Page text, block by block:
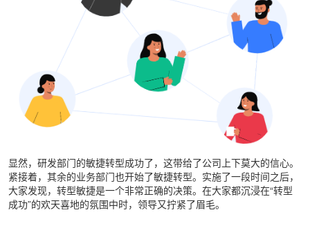
显然，研发部门的敏捷转型成功了，这带给了公司上下莫大的信心。
紧接着，其余的业务部门也开始了敏捷转型。实施了一段时间之后，
大家发现，转型敏捷是一个非常正确的决策。在大家都沉浸在“转型
成功”的欢天喜地的氛围中时，领导又拧紧了眉毛。